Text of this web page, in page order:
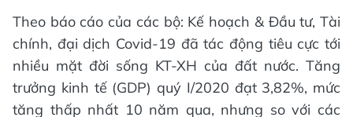
Theo báo cáo của các bộ: Kế hoạch & Đầu tư, Tài
chính, đại dịch Covid-19 đã tác động tiêu cực tới
nhiều mặt đời sống KT-XH của đất nước. Tăng
trưởng kinh tế (GDP) quý I/2020 đạt 3,82%, mức
tăng thấp nhất 10 năm qua, nhưng so với các